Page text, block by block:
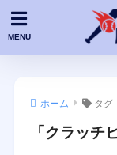
ホーム タグ
「クラッチ